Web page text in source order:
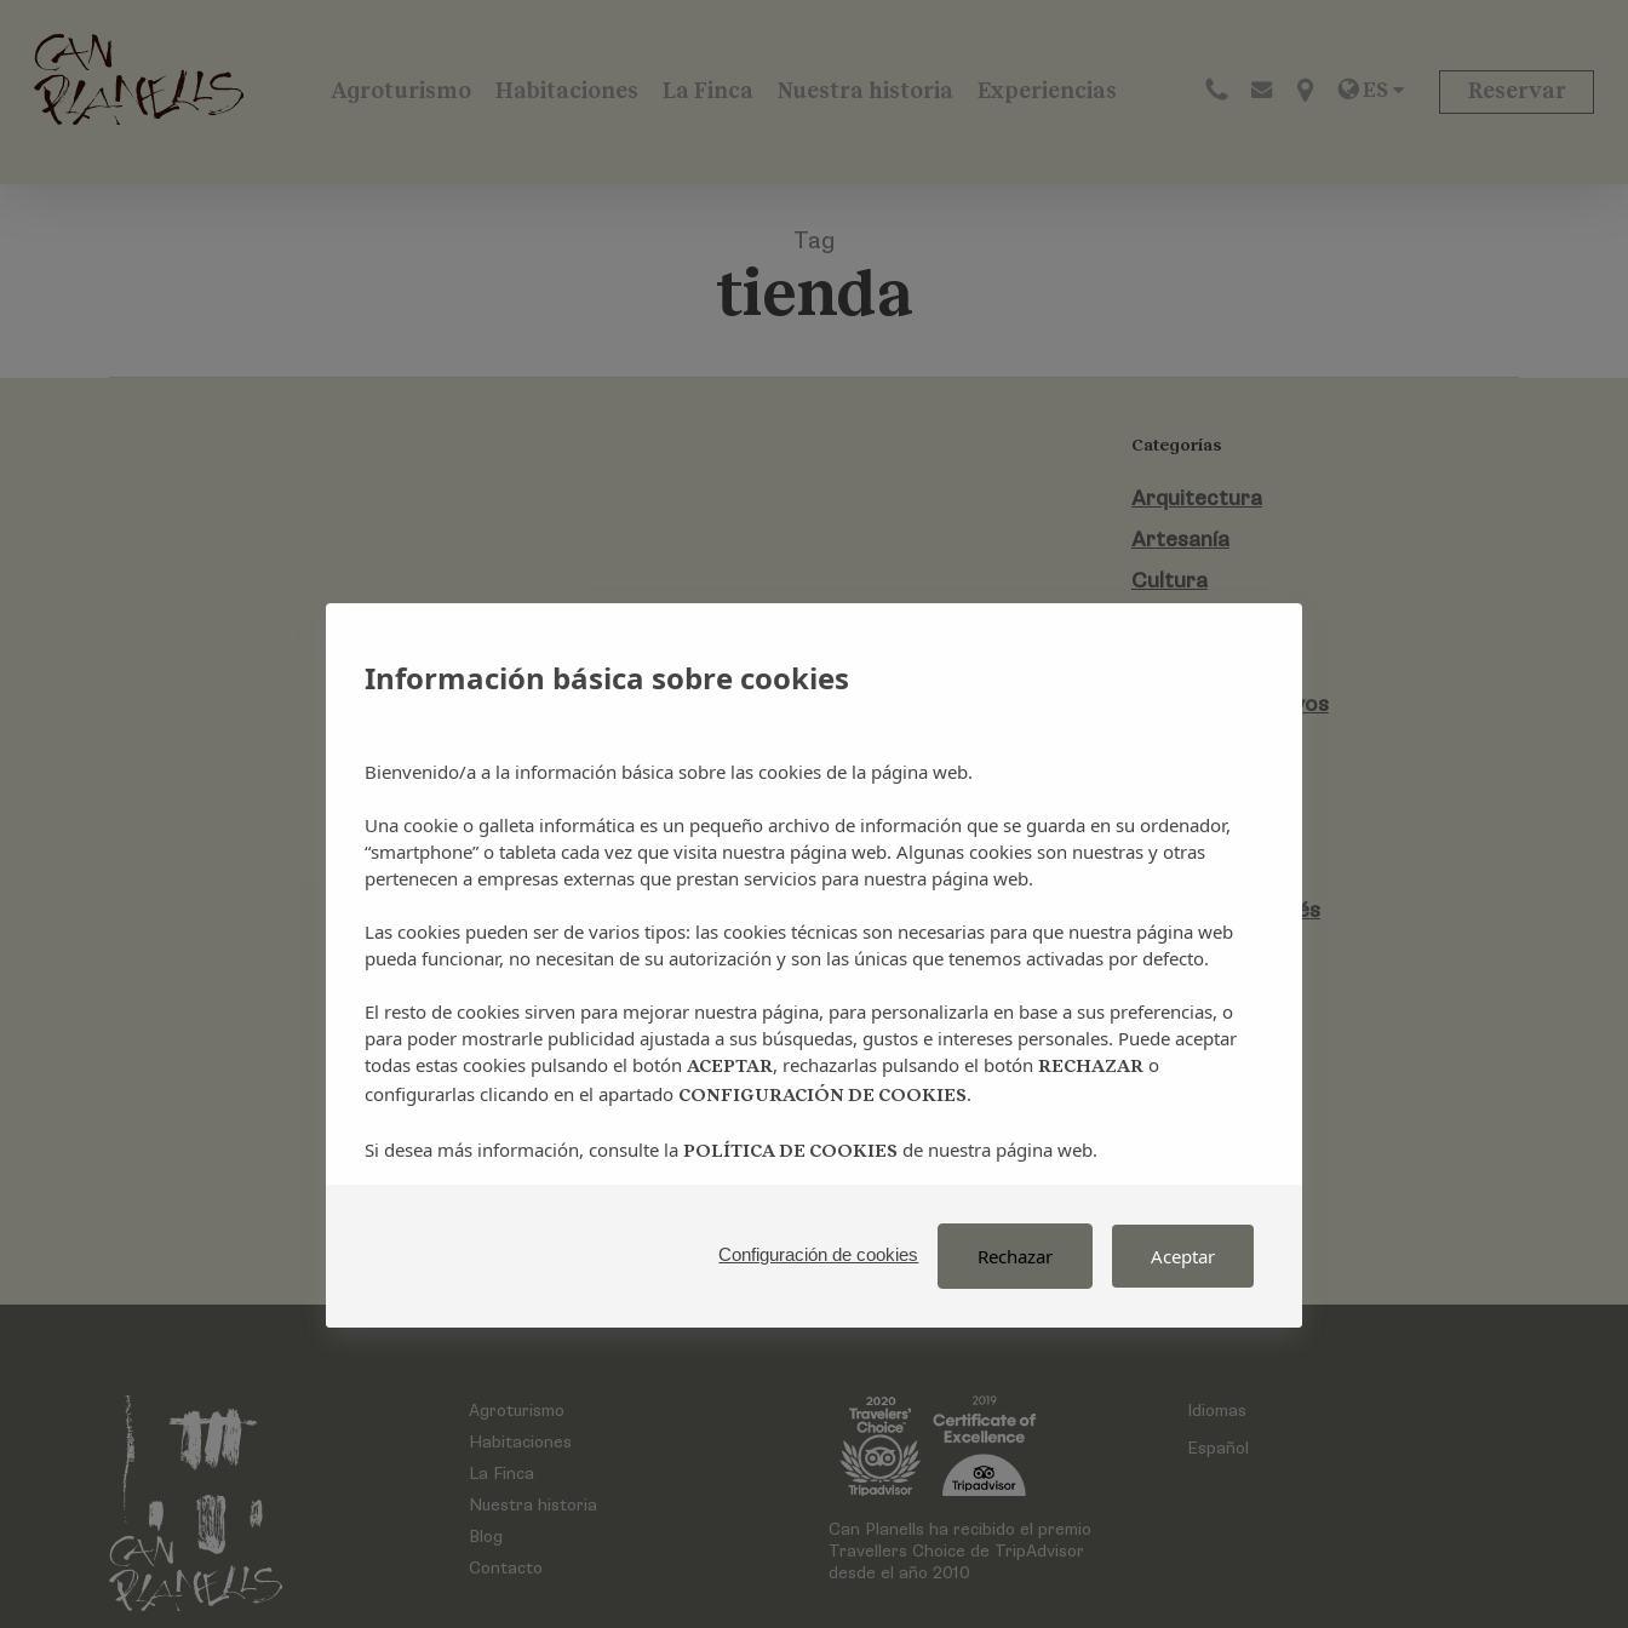
main
content
Agroturismo Habitaciones La Finca Nuestra historia Experiencias ES Reservar
Tag
tienda
Can Xicu
Junto a la iglesia de Sant
centenario, bar y
Categorías
Arquitectura
Artesanía
Cultura
Eventos deportivos
Ibiza
Ibiza rural
Lugares de interés
Mercadillo
Música
Naturaleza
Agroturismo
Habitaciones
La Finca
Nuestra historia
Blog
Contacto
Can Planells ha recibido el premio
Travellers Choice de TripAdvisor
desde el año 2010
Idiomas
Español
Información básica sobre cookies
Bienvenido/a a la información básica sobre las cookies de la página web.
Una cookie o galleta informática es un pequeño archivo de información que se guarda en su ordenador,
“smartphone” o tableta cada vez que visita nuestra página web. Algunas cookies son nuestras y otras
pertenecen a empresas externas que prestan servicios para nuestra página web.
Las cookies pueden ser de varios tipos: las cookies técnicas son necesarias para que nuestra página web
pueda funcionar, no necesitan de su autorización y son las únicas que tenemos activadas por defecto.
El resto de cookies sirven para mejorar nuestra página, para personalizarla en base a sus preferencias, o
para poder mostrarle publicidad ajustada a sus búsquedas, gustos e intereses personales. Puede aceptar
todas estas cookies pulsando el botón ACEPTAR, rechazarlas pulsando el botón RECHAZARo
configurarlas clicando en el apartado CONFIGURACIÓN DE COOKIES.
Si desea más información, consulte la POLÍTICA DE COOKIES de nuestra página web.
Configuración de cookies Rechazar Aceptar